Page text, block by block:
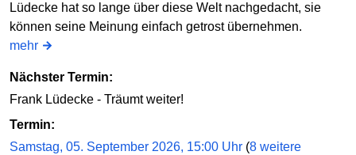
Lüdecke hat so lange über diese Welt nachgedacht, sie
können seine Meinung einfach getrost übernehmen.
mehr
Nächster Termin:
Frank Lüdecke - Träumt weiter!
Termin:
Samstag, 05. September 2026, 15:00 Uhr (8 weitere